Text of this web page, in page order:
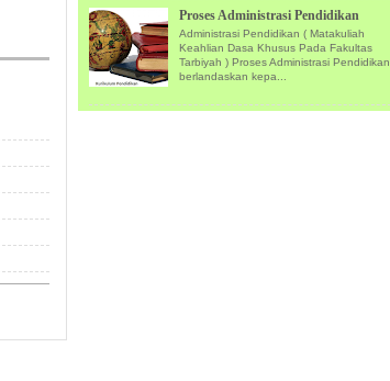
Proses Administrasi Pendidikan
Administrasi Pendidikan ( Matakuliah
Keahlian Dasa Khusus Pada Fakultas
Tarbiyah ) Proses Administrasi Pendidikan
berlandaskan kepa...